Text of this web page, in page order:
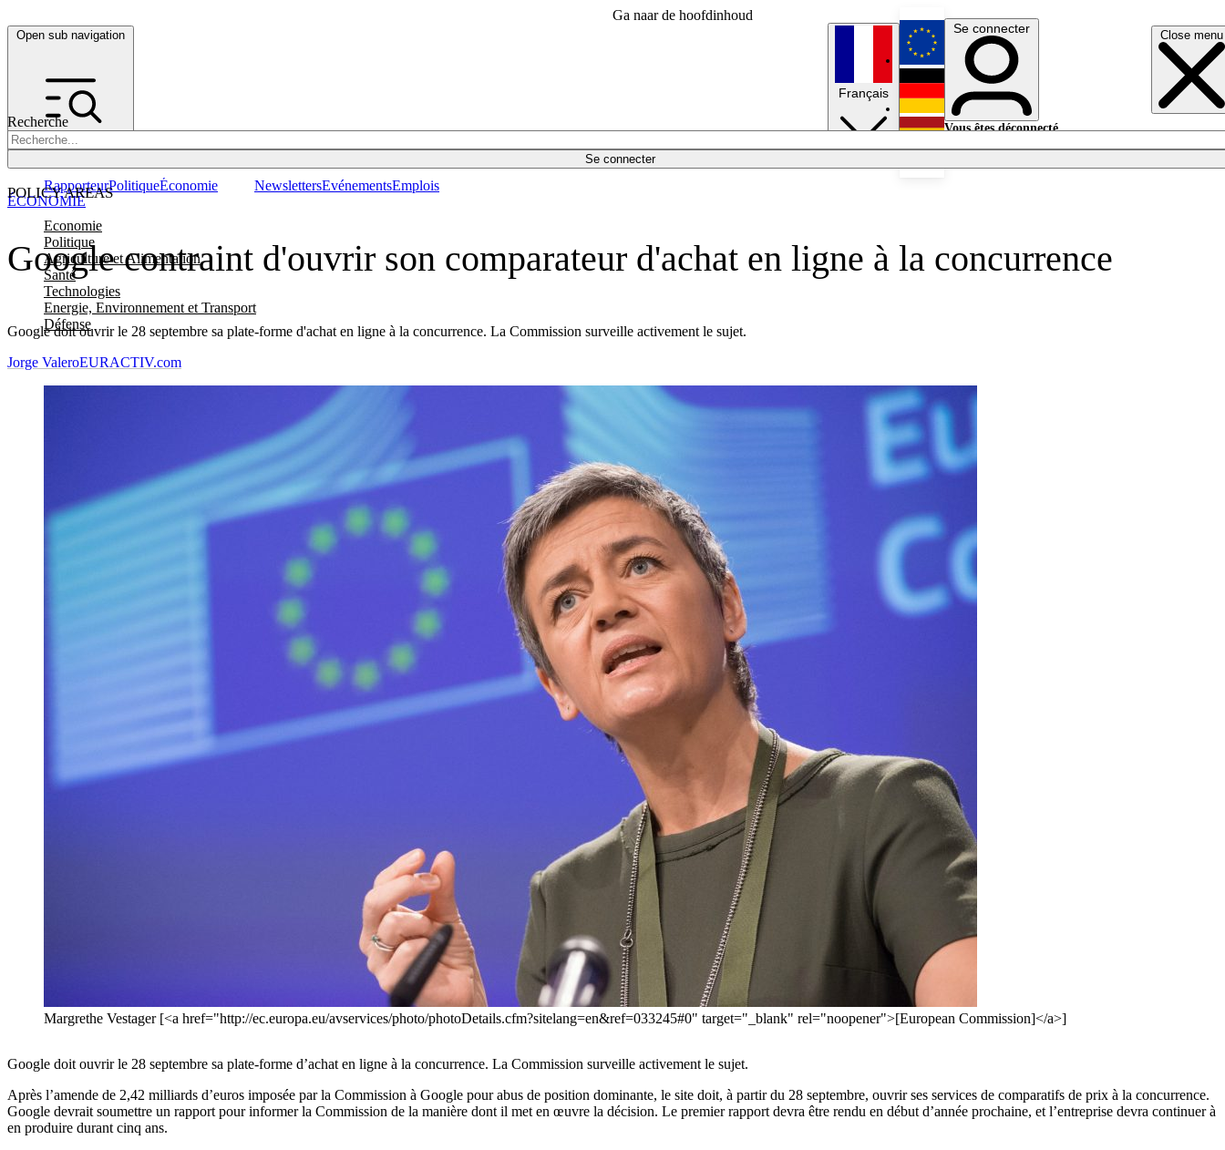
Ga naar de hoofdinhoud
Open sub navigation Close menu
Recherche
Se connecter
POLICY AREAS
Economie
Politique
Agriculture et Alimentation
Santé
Technologies
Energie, Environnement et Transport
Défense
RapporteurPolitiqueÉconomie NewslettersEvénementsEmplois
Français
English
Deutsch
Se connecter
Vous êtes déconnecté.
Google contraint d'ouvrir son comparateur d'achat en ligne à la concurrence
Google doit ouvrir le 28 septembre sa plate-forme d'achat en ligne à la concurrence. La Commission surveille activement le sujet.
ÉCONOMIE
Jorge ValeroEURACTIV.com
Margrethe Vestager [<a href="http://ec.europa.eu/avservices/photo/photoDetails.cfm?sitelang=en&ref=033245#0" target="_blank" rel="noopener">[European Commission]</a>]
Google doit ouvrir le 28 septembre sa plate-forme d’achat en ligne à la concurrence. La Commission surveille activement le sujet.
Après l’amende de 2,42 milliards d’euros imposée par la Commission à Google pour abus de position dominante, le site doit, à partir du 28 septembre, ouvrir ses services de comparatifs de prix à la concurrence.
Google devrait soumettre un rapport pour informer la Commission de la manière dont il met en œuvre la décision. Le premier rapport devra être rendu en début d’année prochaine, et l’entreprise devra continuer à
en produire durant cinq ans.